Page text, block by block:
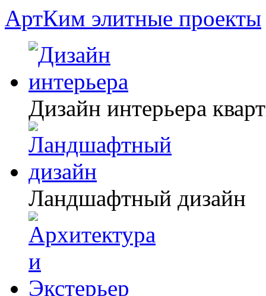
АртКим элитные проекты
Дизайн интерьера
Ландшафтный дизайн